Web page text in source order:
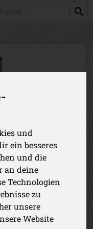
und
ein besseres
und die
an deine
Technologien
zu
unsere
Website